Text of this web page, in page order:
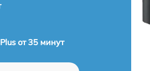
от 35 минут